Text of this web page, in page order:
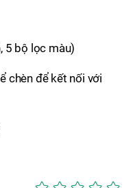
5 bộ lọc màu)
chèn để kết nối với